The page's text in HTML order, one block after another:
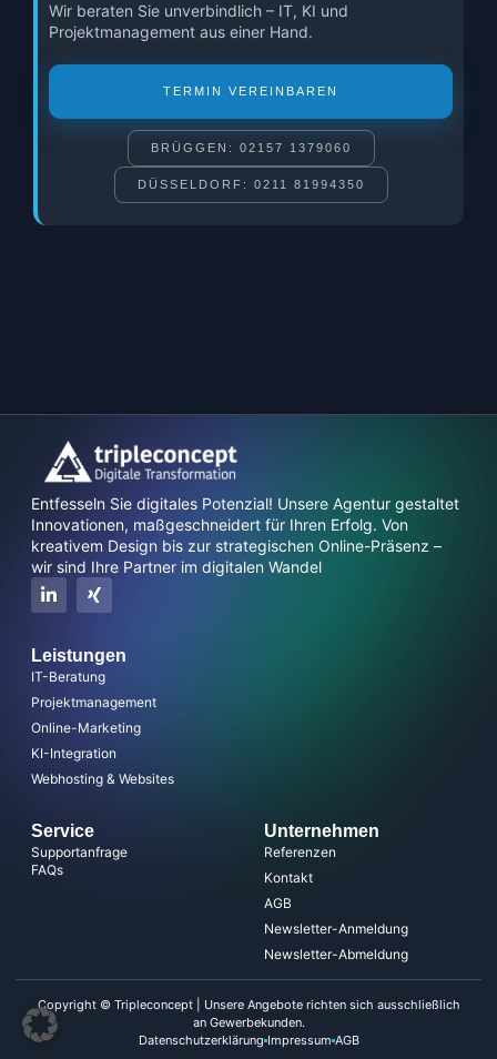
Wir beraten Sie unverbindlich – IT, KI und
Projektmanagement aus einer Hand.
TERMIN VEREINBAREN
BRÜGGEN: 02157 1379060
DÜSSELDORF: 0211 81994350
Entfesseln Sie digitales Potenzial! Unsere Agentur gestaltet
Innovationen, maßgeschneidert für Ihren Erfolg. Von
kreativem Design bis zur strategischen Online-Präsenz –
wir sind Ihre Partner im digitalen Wandel
Leistungen
IT-Beratung
Projektmanagement
Online-Marketing
KI-Integration
Webhosting & Websites
Service
Supportanfrage
FAQs
Unternehmen
Referenzen
Kontakt
AGB
Newsletter-Anmeldung
Newsletter-Abmeldung
Copyright © Tripleconcept | Unsere Angebote richten sich ausschließlich
an Gewerbekunden.
Datenschutzerklärung Impressum AGB